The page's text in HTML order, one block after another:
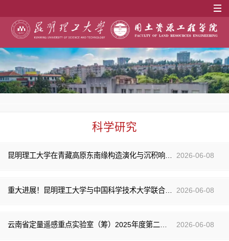
科学研究
昆明理工大学在青藏高原东南缘构造演化与沉积响应研究领域取得重要进展 2026-06-08
重大进展！昆明理工大学与中国科学技术大学联合发现岩石长期缓慢破裂新机制 2026-06-08
云南省定量遥感重点实验室（筹）2025年度第二次学术委员会会议暨年度工作会议顺利举行 2026-06-08